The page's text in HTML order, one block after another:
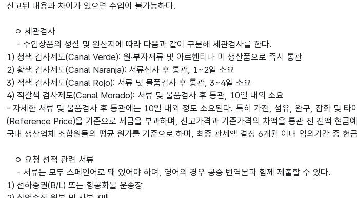
신고된 내용과 차이가 있으면 수입이 불가능하다.
ㅇ 세관검사
- 수입상품의 성질 및 원산지에 따라 다음과 같이 구분해 세관검사를 한다.
1) 청색 검사제도(Canal Verde): 원·부자재류 및 아르헨티나 미 생산품으로 즉시 통관
2) 황색 검사제도(Canal Naranja): 서류심사 후 통관, 1~2일 소요
3) 적색 검사제도(Canal Rojo): 서류 및 물품검사 후 통관, 3~4일 소요
4) 적갈색 검사제도(Canal Morado): 서류 및 물품검사 후 통관, 10일 내외 소요
- 자세한 서류 및 물품검사 후 통관에는 10일 내외 정도 소요된다. 특히 가전, 섬유, 완구, 잡화 및
(Reference Price)을 기준으로 세금을 부과하며, 신고가격과 기준가격의 차액을 통관 전 전액 현금
국내 생산업체 조합원들의 평균 원가를 기준으로 하며, 최종 관세액 결정 6개월 이내 임의기간 중 현
ㅇ 요청 선적 관련 서류
- 서류는 모두 스페인어로 돼 있어야 하며, 영어의 경우 공증 번역본과 함께 제출할 수 있다.
1) 선하증권(B/L) 또는 항공화물 운송장